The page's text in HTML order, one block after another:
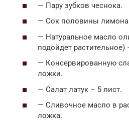
— Пару зубков чеснока.
— Сок половины
— Натуральное масло
подойдет
— Консервированную
ложки.
— Салат латук – 5 лист.
— Сливочное масло в
ложка.